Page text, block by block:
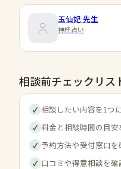
玉仙妃 先生
神杯占い
相談前チェックリス
✓ 相談したい内容を1つ
✓ 料金と相談時間の目
✓ 予約方法や受付窓口を
✓ 口コミや得意相談を確